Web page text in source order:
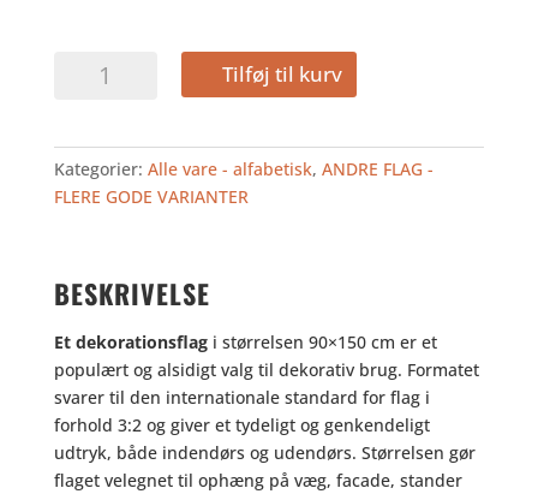
ARGENTINA
antal
Tilføj til kurv
Kategorier: Alle vare - alfabetisk, ANDRE FLAG -
FLERE GODE VARIANTER
BESKRIVELSE
Et dekorationsflagi størrelsen 90×150 cm er et
populært og alsidigt valg til dekorativ brug. Formatet
svarer til den internationale standard for flag i
forhold 3:2 og giver et tydeligt og genkendeligt
udtryk, både indendørs og udendørs. Størrelsen gør
flaget velegnet til ophæng på væg, facade, stander